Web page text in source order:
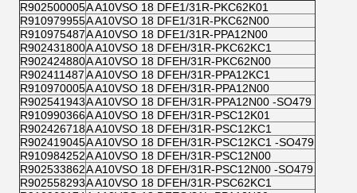
R902500005A A10VSO 18 DFE1/31R-PKC62K01
R910979955A A10VSO 18 DFE1/31R-PKC62N00
R910975487A A10VSO 18 DFE1/31R-PPA12N00
R902431800A A10VSO 18 DFEH/31R-PKC62KC1
R902424880A A10VSO 18 DFEH/31R-PKC62N00
R902411487A A10VSO 18 DFEH/31R-PPA12KC1
R910970005A A10VSO 18 DFEH/31R-PPA12N00
R902541943A A10VSO 18 DFEH/31R-PPA12N00 -SO479
R910990366A A10VSO 18 DFEH/31R-PSC12K01
R902426718A A10VSO 18 DFEH/31R-PSC12KC1
R902419045A A10VSO 18 DFEH/31R-PSC12KC1 -SO479
R910984252A A10VSO 18 DFEH/31R-PSC12N00
R902533862A A10VSO 18 DFEH/31R-PSC12N00 -SO479
R902558293A A10VSO 18 DFEH/31R-PSC62KC1